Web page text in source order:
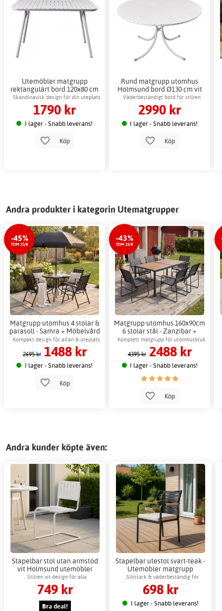
Utemöbler matgrupp
rektangulärt bord 120x80 cm
Vit - Holmsund
Skandinavisk design för din uteplats
eller balkong
1790 kr
I lager - Snabb leverans!
Köp
Rund matgrupp utomhus
Holmsund bord Ø130 cm vit
Väderbeständigt bord för stilren
utomhusmiljö
2990 kr
I lager - Snabb leverans!
Köp
Andra produkter i kategorin Utematgrupper
-45%
TOM 15/8
Matgrupp utomhus 4 stolar &
parasoll - Samra + Möbelvård
Kompakt design för altan & uteplats
2695 kr 1488 kr
I lager - Snabb leverans!
Köp
-43%
TOM 15/8
Matgrupp utomhus 160x90cm
6 stolar stål - Zanzibar +
Möbelvård
Komplett matgrupp för utomhusbruk
med 6 stolar
4395 kr 2488 kr
I lager - Snabb leverans!
Köp
Andra kunder köpte även:
Stapelbar stol utan armstöd
vit Holmsund utemöbler
Stilren vit design för alla
utomhusmiljöer
749 kr
Bra deal!
Stapelbar utestol svart-teak -
Utemöbler matgrupp
Slitstark & väderbeständig för
utomhusbruk
698 kr
I lager - Snabb leverans!